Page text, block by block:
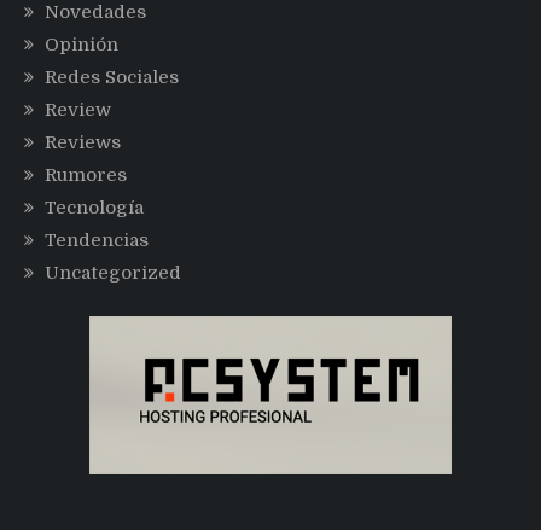
Novedades
Opinión
Redes Sociales
Review
Reviews
Rumores
Tecnología
Tendencias
Uncategorized